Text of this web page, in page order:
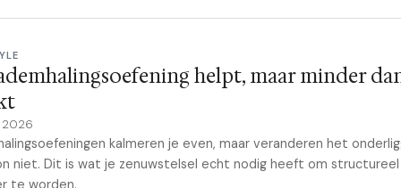
helpt, maar minder
2026
kalmeren je even, maar veranderen het
niet. Dit is wat je zenuwstelsel echt nodig heeft om structureel
te worden.